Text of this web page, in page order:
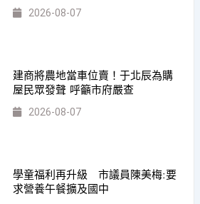
2026-08-07
建商將農地當車位賣！于北辰為購
屋民眾發聲 呼籲市府嚴查
2026-08-07
學童福利再升級 市議員陳美梅:要
求營養午餐擴及國中